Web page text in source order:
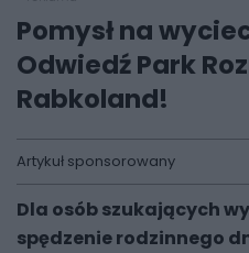
Pomysł na
Odwiedź Park
Rabkoland!
Artykuł sponsorowany
Dla osób szukających
spędzenie rodzinnego